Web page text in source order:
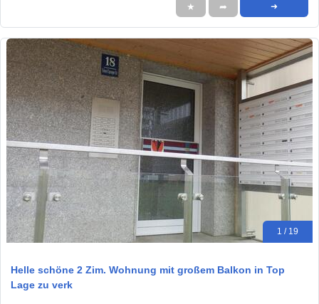
★ ➦ ➜
1 / 19
Helle schöne 2 Zim. Wohnung mit großem Balkon in Top
Lage zu verk